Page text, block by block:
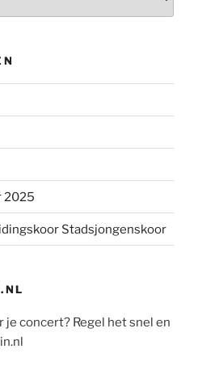
2025
Stadsjongenskoor
je concert? Regel het snel en